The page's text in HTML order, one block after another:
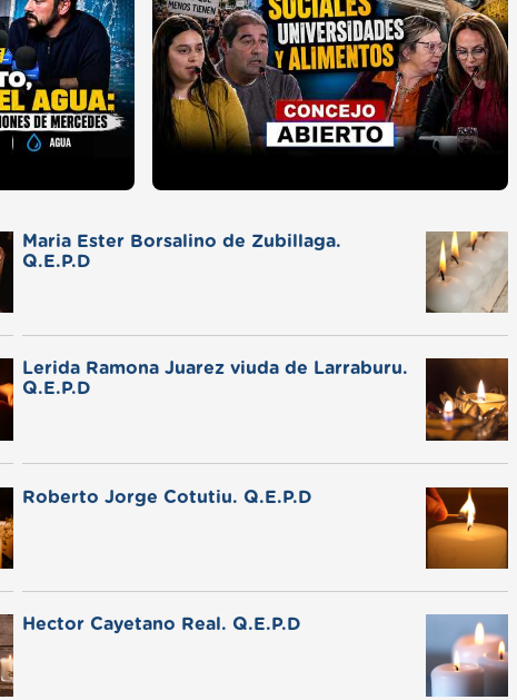
Maria Ester Borsalino de Zubillaga.
Q.E.P.D
Lerida Ramona Juarez viuda de Larraburu.
Q.E.P.D
Roberto Jorge Cotutiu. Q.E.P.D
Hector Cayetano Real. Q.E.P.D